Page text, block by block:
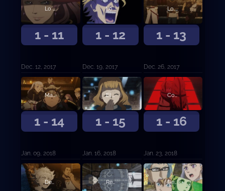
1 - 11
Lo sucedido en la ciudad del castillo
Dec. 12, 2017
1 - 12
Lo que ve el Rey Mago
Dec. 19, 2017
1 - 13
Lo que ve el Rey Mago, continuación
Dec. 26, 2017
1 - 14
Mazmorra
Jan. 09, 2018
1 - 15
El guerrero mágico del Diamante
Jan. 16, 2018
1 - 16
Compañeros
Jan. 23, 2018
Destructor Recuerdos del pasado Destrucción y salvación